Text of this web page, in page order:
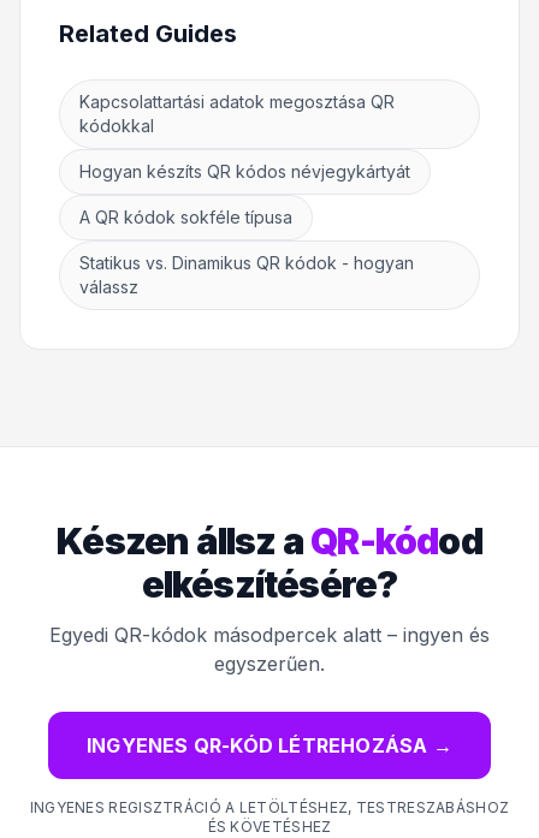
Related Guides
Kapcsolattartási adatok megosztása QR
kódokkal
Hogyan készíts QR kódos névjegykártyát
A QR kódok sokféle típusa
Statikus vs. Dinamikus QR kódok - hogyan
válassz
Készen állsz aQR-kódod
elkészítésére?
Egyedi QR-kódok másodpercek alatt – ingyen és
egyszerűen.
INGYENES QR-KÓD LÉTREHOZÁSA →
INGYENES REGISZTRÁCIÓ A LETÖLTÉSHEZ, TESTRESZABÁSHOZ
ÉS KÖVETÉSHEZ